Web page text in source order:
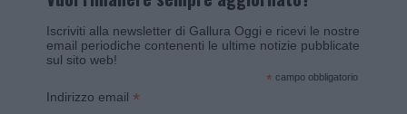
Iscriviti alla newsletter di Gallura Oggi e ricevi le nostre
email periodiche contenenti le ultime notizie pubblicate
sul sito web!
* campo obbligatorio
Indirizzo email *